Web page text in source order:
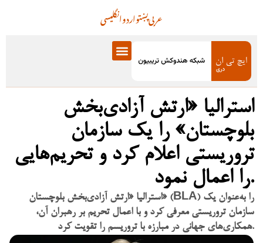
انگلیسیاردوپښتوعربی
استرالیا «ارتش آزادی‌بخش
بلوچستان» را یک سازمان
تروریستی اعلام کرد و تحریم‌هایی
را اعمال نمود.
استرالیا «ارتش آزادی‌بخش بلوچستان» (BLA) را به‌عنوان یک
سازمان تروریستی معرفی کرد و با اعمال تحریم بر رهبران آن،
همکاری‌های جهانی در مبارزه با تروریسم را تقویت کرد.